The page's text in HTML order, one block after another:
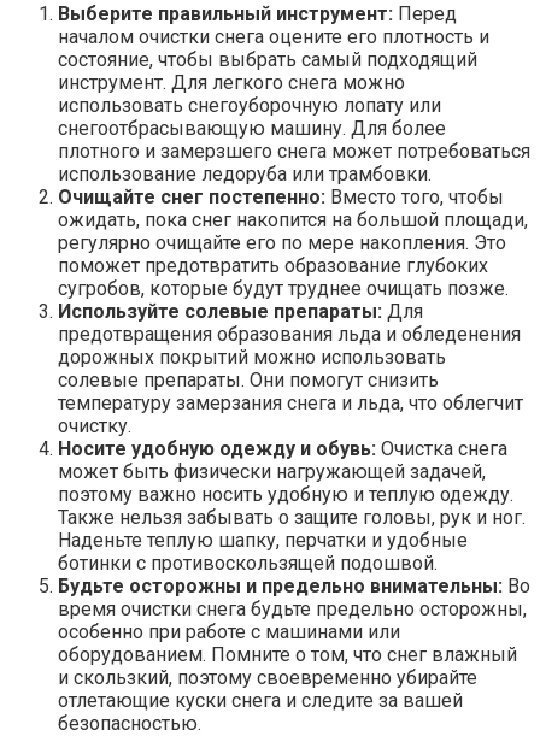
Выберите правильный инструмент: Перед
началом очистки снега оцените его плотность и
состояние, чтобы выбрать самый подходящий
инструмент. Для легкого снега можно
использовать снегоуборочную лопату или
снегоотбрасывающую машину. Для более
плотного и замерзшего снега может потребоваться
использование ледоруба или трамбовки.
Очищайте снег постепенно: Вместо того, чтобы
ожидать, пока снег накопится на большой площади,
регулярно очищайте его по мере накопления. Это
поможет предотвратить образование глубоких
сугробов, которые будут труднее очищать позже.
Используйте солевые препараты: Для
предотвращения образования льда и обледенения
дорожных покрытий можно использовать
солевые препараты. Они помогут снизить
температуру замерзания снега и льда, что облегчит
очистку.
Носите удобную одежду и обувь: Очистка снега
может быть физически нагружающей задачей,
поэтому важно носить удобную и теплую одежду.
Также нельзя забывать о защите головы, рук и ног.
Наденьте теплую шапку, перчатки и удобные
ботинки с противоскользящей подошвой.
Будьте осторожны и предельно внимательны: Во
время очистки снега будьте предельно осторожны,
особенно при работе с машинами или
оборудованием. Помните о том, что снег влажный
и скользкий, поэтому своевременно убирайте
отлетающие куски снега и следите за вашей
безопасностью.